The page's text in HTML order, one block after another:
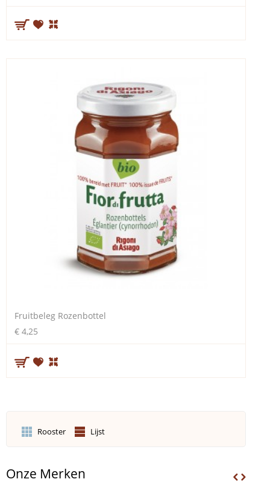
Fruitbeleg Rozenbottel
€ 4,25
Rooster Lijst
Onze Merken